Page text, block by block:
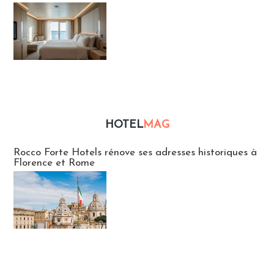
HOTELMAG
Rocco Forte Hotels rénove ses adresses historiques à
Florence et Rome